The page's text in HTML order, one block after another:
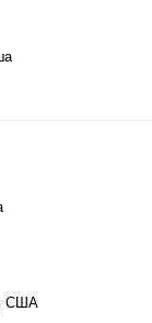
США